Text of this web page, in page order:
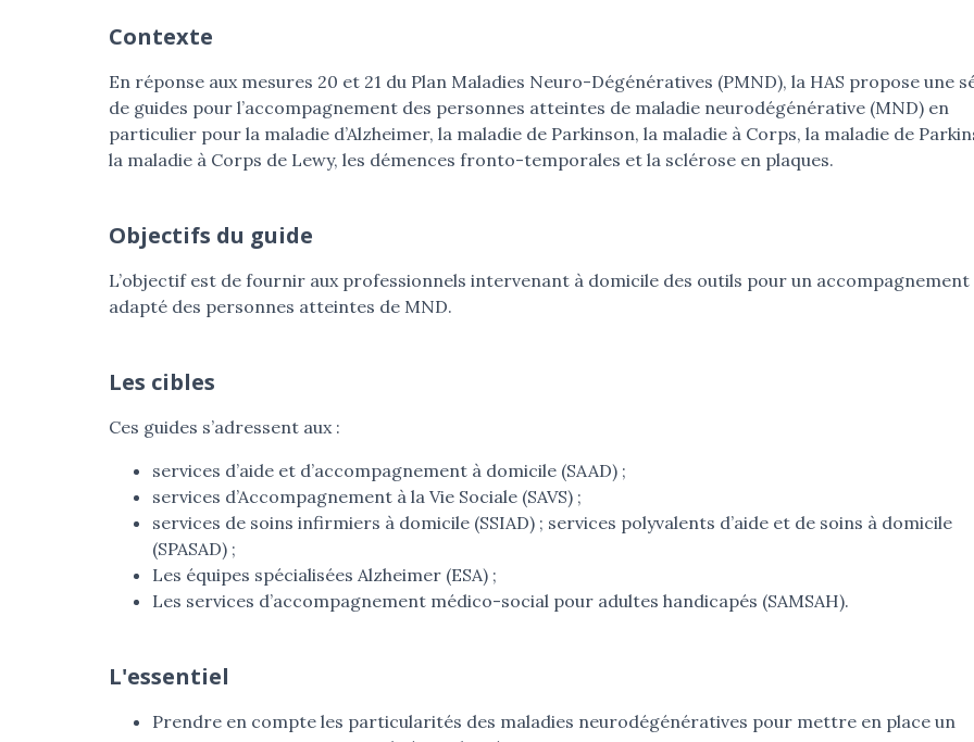
Contexte
En réponse aux mesures 20 et 21 du Plan Maladies Neuro-Dégénératives (PMND), la HAS propose une
de guides pour l’accompagnement des personnes atteintes de maladie neurodégénérative (MND) en
particulier pour la maladie d’Alzheimer, la maladie de Parkinson, la maladie à Corps, la maladie de
la maladie à Corps de Lewy, les démences fronto-temporales et la sclérose en plaques.
Objectifs du guide
L’objectif est de fournir aux professionnels intervenant à domicile des outils pour un accompagnement
adapté des personnes atteintes de MND.
Les cibles
Ces guides s’adressent aux :
services d’aide et d’accompagnement à domicile (SAAD) ;
services d’Accompagnement à la Vie Sociale (SAVS) ;
services de soins infirmiers à domicile (SSIAD) ; services polyvalents d’aide et de soins à domicile
(SPASAD) ;
Les équipes spécialisées Alzheimer (ESA) ;
Les services d’accompagnement médico-social pour adultes handicapés (SAMSAH).
L'essentiel
Prendre en compte les particularités des maladies neurodégénératives pour mettre en place un